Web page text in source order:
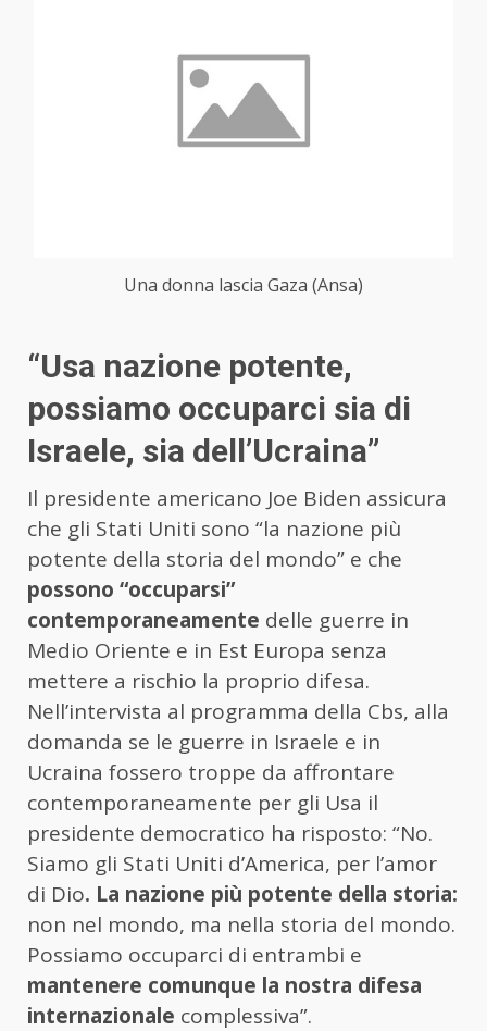
Una donna lascia Gaza (Ansa)
“Usa nazione potente,
possiamo occuparci sia di
Israele, sia dell’Ucraina”
Il presidente americano Joe Biden assicura
che gli Stati Uniti sono “la nazione più
potente della storia del mondo” e che
possono “occuparsi”
contemporaneamente delle guerre in
Medio Oriente e in Est Europa senza
mettere a rischio la proprio difesa.
Nell’intervista al programma della Cbs, alla
domanda se le guerre in Israele e in
Ucraina fossero troppe da affrontare
contemporaneamente per gli Usa il
presidente democratico ha risposto: “No.
Siamo gli Stati Uniti d’America, per l’amor
di Dio. La nazione più potente della storia:
non nel mondo, ma nella storia del mondo.
Possiamo occuparci di entrambi e
mantenere comunque la nostra difesa
internazionale complessiva”.